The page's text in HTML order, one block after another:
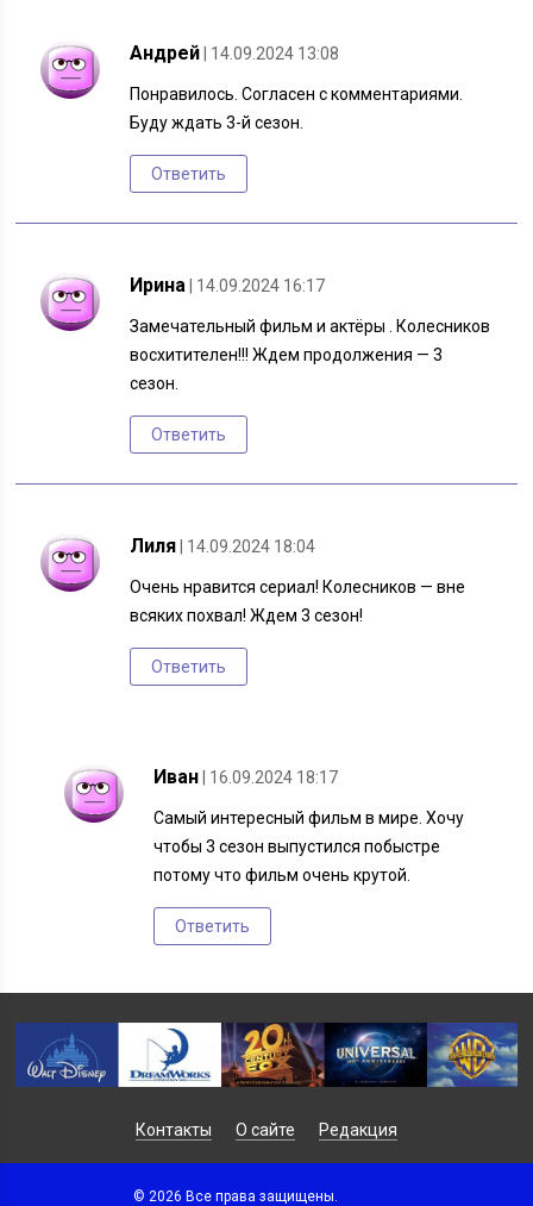
Андрей | 14.09.2024 13:08
Понравилось. Согласен с комментариями.
Буду ждать 3-й сезон.
Ответить
Ирина | 14.09.2024 16:17
Замечательный фильм и актёры . Колесников
восхитителен!!! Ждем продолжения — 3
сезон.
Ответить
Лиля | 14.09.2024 18:04
Очень нравится сериал! Колесников — вне
всяких похвал! Ждем 3 сезон!
Ответить
Иван | 16.09.2024 18:17
Самый интересный фильм в мире. Хочу
чтобы 3 сезон выпустился побыстре
потому что фильм очень крутой.
Ответить
Контакты О сайте Редакция
© 2026 Все права защищены.